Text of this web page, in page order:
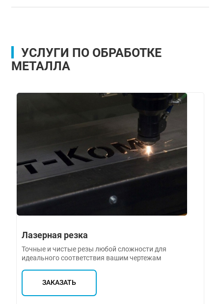
УСЛУГИ ПО ОБРАБОТКЕ
МЕТАЛЛА
Лазерная резка
Точные и чистые резы любой сложности для
идеального соответствия вашим чертежам
ЗАКАЗАТЬ